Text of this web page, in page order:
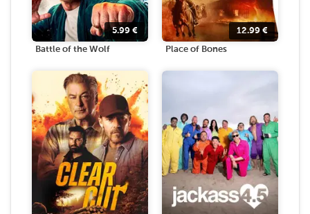
5.99 €
Battle of the Wolf
12.99 €
Place of Bones